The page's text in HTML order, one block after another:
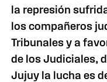
la represión
los compañeros
Tribunales y a
de los Judiciales,
Jujuy la lucha es